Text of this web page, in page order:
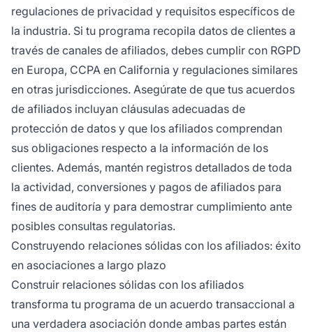
regulaciones de privacidad y requisitos específicos de
la industria. Si tu programa recopila datos de clientes a
través de canales de afiliados, debes cumplir con RGPD
en Europa, CCPA en California y regulaciones similares
en otras jurisdicciones. Asegúrate de que tus acuerdos
de afiliados incluyan cláusulas adecuadas de
protección de datos y que los afiliados comprendan
sus obligaciones respecto a la información de los
clientes. Además, mantén registros detallados de toda
la actividad, conversiones y pagos de afiliados para
fines de auditoría y para demostrar cumplimiento ante
posibles consultas regulatorias.
Construyendo relaciones sólidas con los afiliados: éxito
en asociaciones a largo plazo
Construir relaciones sólidas con los afiliados
transforma tu programa de un acuerdo transaccional a
una verdadera asociación donde ambas partes están